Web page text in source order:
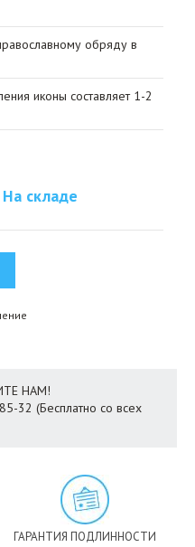
обряду в
иконы составляет 1-2
На складе
НАМ!
32 (Бесплатно со всех
ГАРАНТИЯ ПОДЛИННОСТИ